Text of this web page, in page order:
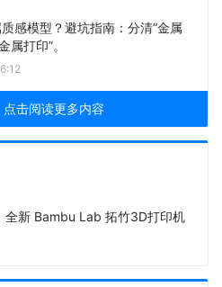
感模型？避坑指南：分清“金属
属打印”。
点击阅读更多内容
全新 Bambu Lab 拓竹3D打印机